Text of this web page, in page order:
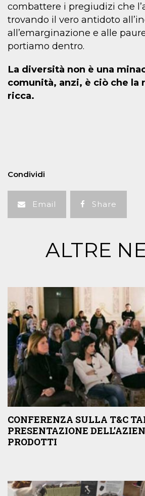
combattere i pregiudizi che
trovando il vero antidoto
all’emarginazione e alle
portiamo dentro.
La diversità non è una
comunità, anzi, è ciò che la
ricca.
Condividi
Email Share
ALTRE
CONFERENZA SULLA T&C
PRESENTAZIONE
PRODOTTI